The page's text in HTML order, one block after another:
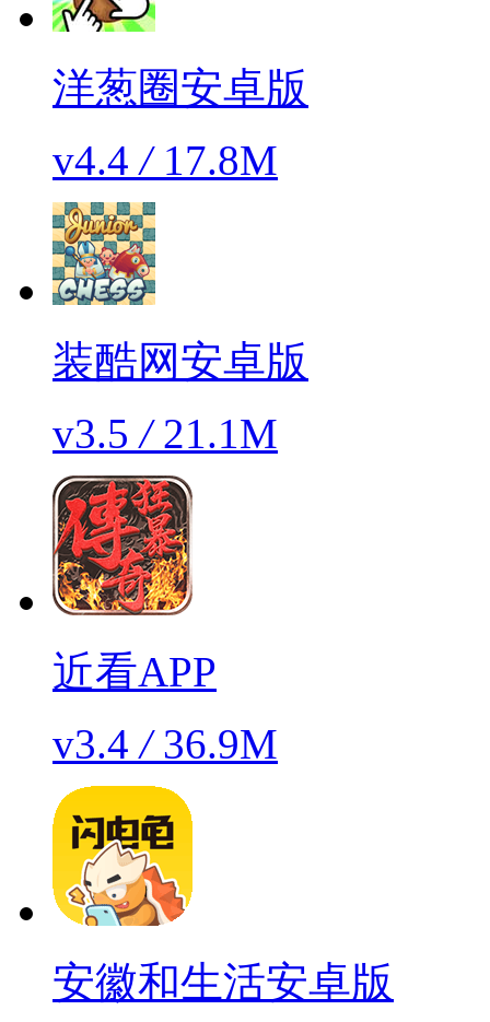
洋葱圈安卓版
v4.4/17.8M
装酷网安卓版
v3.5/21.1M
近看APP
v3.4/36.9M
安徽和生活安卓版